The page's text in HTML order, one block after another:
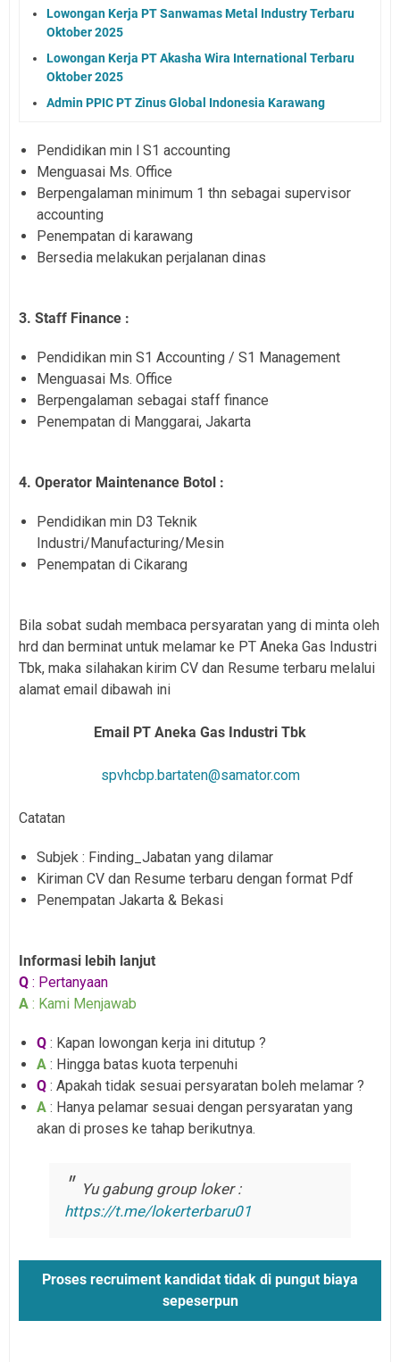
Lowongan Kerja PT Sanwamas Metal Industry Terbaru
Oktober 2025
Lowongan Kerja PT Akasha Wira International Terbaru
Oktober 2025
Admin PPIC PT Zinus Global Indonesia Karawang
Pendidikan min l S1 accounting
Menguasai Ms. Office
Berpengalaman minimum 1 thn sebagai supervisor
accounting
Penempatan di karawang
Bersedia melakukan perjalanan dinas
3. Staff Finance :
Pendidikan min S1 Accounting / S1 Management
Menguasai Ms. Office
Berpengalaman sebagai staff finance
Penempatan di Manggarai, Jakarta
4. Operator Maintenance Botol :
Pendidikan min D3 Teknik
Industri/Manufacturing/Mesin
Penempatan di Cikarang
Bila sobat sudah membaca persyaratan yang di minta oleh
hrd dan berminat untuk melamar ke PT Aneka Gas Industri
Tbk, maka silahakan kirim CV dan Resume terbaru melalui
alamat email dibawah ini
Email PT Aneka Gas Industri Tbk
spvhcbp.bartaten@samator.com
Catatan
Subjek : Finding_Jabatan yang dilamar
Kiriman CV dan Resume terbaru dengan format Pdf
Penempatan Jakarta & Bekasi
Informasi lebih lanjut
Q : Pertanyaan
A : Kami Menjawab
Q : Kapan lowongan kerja ini ditutup ?
A : Hingga batas kuota terpenuhi
Q : Apakah tidak sesuai persyaratan boleh melamar ?
A : Hanya pelamar sesuai dengan persyaratan yang
akan di proses ke tahap berikutnya.
Yu gabung group loker :
https://t.me/lokerterbaru01
Proses recruiment kandidat tidak di pungut biaya
sepeserpun